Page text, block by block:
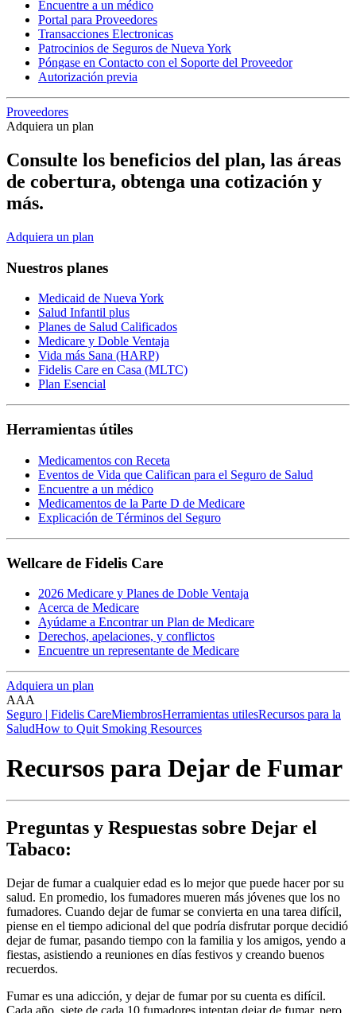
Encuentre a un médico
Portal para Proveedores
Transacciones Electronicas
Patrocinios de Seguros de Nueva York
Póngase en Contacto con el Soporte del Proveedor
Autorización previa
Proveedores
Adquiera un plan
Consulte los beneficios del plan, las áreas
de cobertura, obtenga una cotización y
más.
Adquiera un plan
Nuestros planes
Medicaid de Nueva York
Salud Infantil plus
Planes de Salud Calificados
Medicare y Doble Ventaja
Vida más Sana (HARP)
Fidelis Care en Casa (MLTC)
Plan Esencial
Herramientas útiles
Medicamentos con Receta
Eventos de Vida que Califican para el Seguro de Salud
Encuentre a un médico
Medicamentos de la Parte D de Medicare
Explicación de Términos del Seguro
Wellcare de Fidelis Care
2026 Medicare y Planes de Doble Ventaja
Acerca de Medicare
Ayúdame a Encontrar un Plan de Medicare
Derechos, apelaciones, y conflictos
Encuentre un representante de Medicare
Adquiera un plan
AAA
Seguro | Fidelis CareMiembrosHerramientas utilesRecursos para la
SaludHow to Quit Smoking Resources
Recursos para Dejar de Fumar
Preguntas y Respuestas sobre Dejar el
Tabaco:
Dejar de fumar a cualquier edad es lo mejor que puede hacer por su
salud. En promedio, los fumadores mueren más jóvenes que los no
fumadores. Cuando dejar de fumar se convierta en una tarea difícil,
piense en el tiempo adicional del que podría disfrutar porque decidió
dejar de fumar, pasando tiempo con la familia y los amigos, yendo a
fiestas, asistiendo a reuniones en días festivos y creando buenos
recuerdos.
Fumar es una adicción, y dejar de fumar por su cuenta es difícil.
Cada año, siete de cada 10 fumadores intentan dejar de fumar, pero